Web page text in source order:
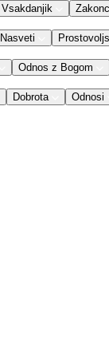
Vsakdanjik
Nasveti
Odnos z Bogom
Dobrota Odnosi